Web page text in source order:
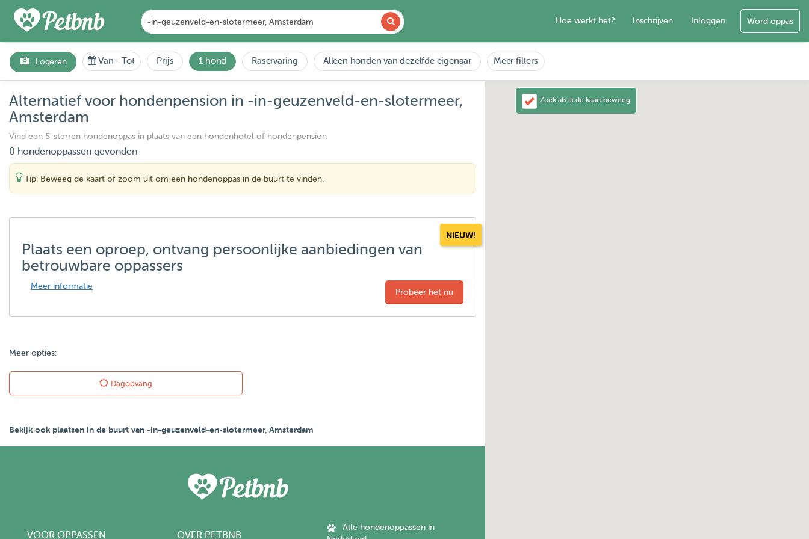
Hoe werkt het? Inschrijven Inloggen Word oppas
Logeren Van -Tot Prijs 1 hond Raservaring Alleen honden van dezelfde eigenaar Meer filters
Alternatief voor hondenpension in -in-geuzenveld-en-slotermeer,
Amsterdam
Vind een 5-sterren hondenoppas in plaats van een hondenhotel of hondenpension
0 hondenoppassen gevonden
Tip: Beweeg de kaart of zoom uit om een hondenoppas in de buurt te vinden.
NIEUW!
Plaats een oproep, ontvang persoonlijke aanbiedingen van
betrouwbare oppassers
Meer informatie
Probeer het nu
Meer opties:
Dagopvang
Bekijk ook plaatsen in de buurt van -in-geuzenveld-en-slotermeer, Amsterdam
VOOR OPPASSEN OVER PETBNB
Alle hondenoppassen in
Zoek als ik de kaart beweeg